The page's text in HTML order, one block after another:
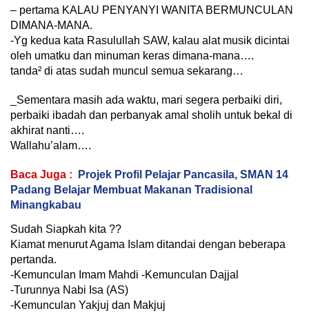
– pertama KALAU PENYANYI WANITA BERMUNCULAN
DIMANA-MANA.
-Yg kedua kata Rasulullah SAW, kalau alat musik dicintai
oleh umatku dan minuman keras dimana-mana….
tanda² di atas sudah muncul semua sekarang…
_Sementara masih ada waktu, mari segera perbaiki diri,
perbaiki ibadah dan perbanyak amal sholih untuk bekal di
akhirat nanti….
Wallahu’alam….
Baca Juga :
Projek Profil Pelajar Pancasila, SMAN 14
Padang Belajar Membuat Makanan Tradisional
Minangkabau
Sudah Siapkah kita ??
Kiamat menurut Agama Islam ditandai dengan beberapa
pertanda.
-Kemunculan Imam Mahdi -Kemunculan Dajjal
-Turunnya Nabi Isa (AS)
-Kemunculan Yakjuj dan Makjuj